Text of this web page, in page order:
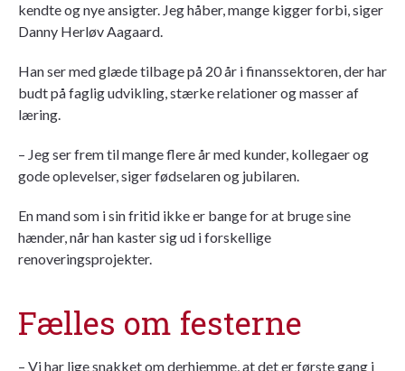
kendte og nye ansigter. Jeg håber, mange kigger forbi, siger
Danny Herløv Aagaard.
Han ser med glæde tilbage på 20 år i finanssektoren, der har
budt på faglig udvikling, stærke relationer og masser af
læring.
– Jeg ser frem til mange flere år med kunder, kollegaer og
gode oplevelser, siger fødselaren og jubilaren.
En mand som i sin fritid ikke er bange for at bruge sine
hænder, når han kaster sig ud i forskellige
renoveringsprojekter.
Fælles om festerne
– Vi har lige snakket om derhjemme, at det er første gang i